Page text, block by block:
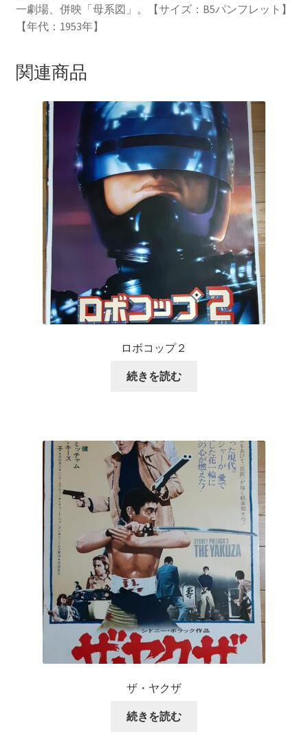
一劇場、併映「母系図」。【サイズ：B5パンフレット】
【年代：1953年】
関連商品
ロボコップ２
続きを読む
ザ・ヤクザ
続きを読む